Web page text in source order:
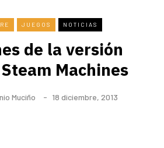
JUEGOS NOTICIAS
de la versión
Machines
Muciño 18 diciembre, 2013